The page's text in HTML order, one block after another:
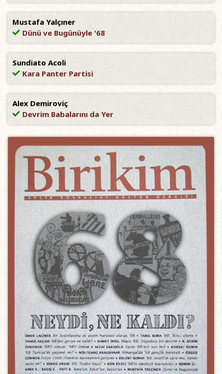
Mustafa Yalçıner
Dünü ve Bugünüyle '68
Sundiato Acoli
Kara Panter Partisi
Alex Demiroviç
Devrim Babalarını da Yer